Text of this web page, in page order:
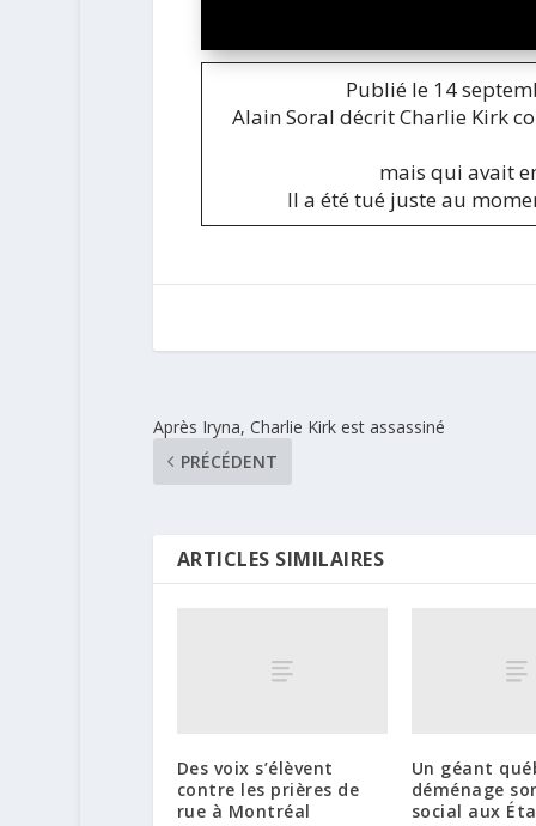
Publié le 14
Alain Soral décrit Charlie Kirk
mais qui avait
Il a été tué juste au
Après Iryna, Charlie Kirk est assassiné
PRÉCÉDENT
ARTICLES SIMILAIRES
Des voix s’élèvent
contre les prières de
rue à Montréal
Un géant
déménage
social aux